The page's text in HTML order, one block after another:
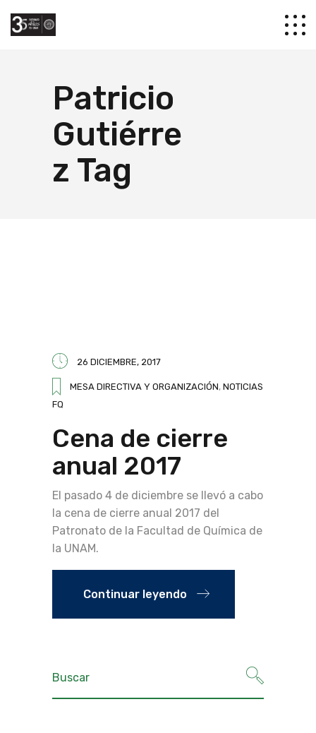
Patricio
Gutiérre
z Tag
26 DICIEMBRE, 2017
MESA DIRECTIVA Y ORGANIZACIÓN, NOTICIAS
FQ
Cena de cierre
anual 2017
El pasado 4 de diciembre se llevó a cabo
la cena de cierre anual 2017 del
Patronato de la Facultad de Química de
la UNAM.
Continuar leyendo